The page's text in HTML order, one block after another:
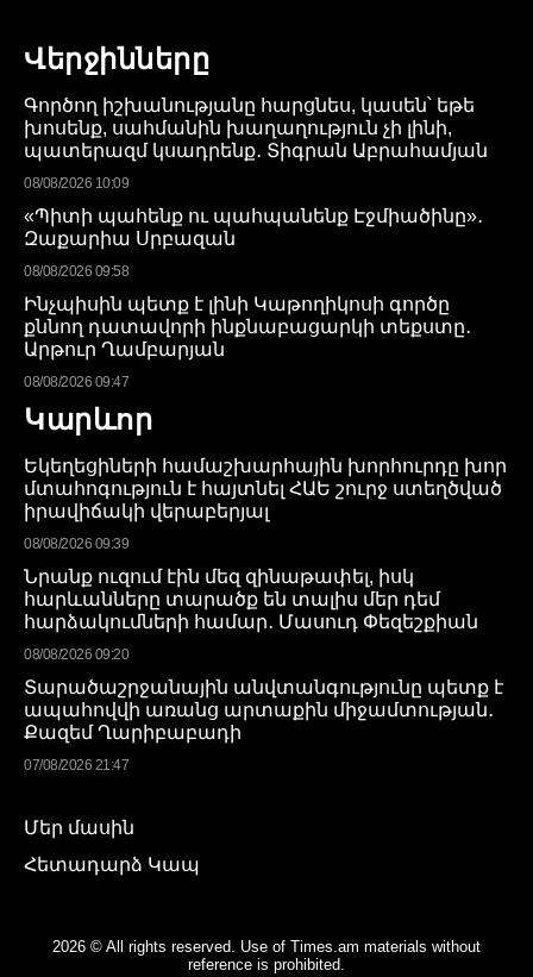
Վերջինները
Գործող իշխանությանը հարցնես, կասեն՝ եթե
խոսենք, սահմանին խաղաղություն չի լինի,
պատերազմ կսադրենք․ Տիգրան Աբրահամյան
08/08/2026 10:09
«Պիտի պահենք ու պահպանենք Էջմիածինը»․
Զաքարիա Սրբազան
08/08/2026 09:58
Ինչպիսին պետք է լինի Կաթողիկոսի գործը
քննող դատավորի ինքնաբացարկի տեքստը․
Արթուր Ղամբարյան
08/08/2026 09:47
Կարևոր
Եկեղեցիների համաշխարհային խորհուրդը խոր
մտահոգություն է հայտնել ՀԱԵ շուրջ ստեղծված
իրավիճակի վերաբերյալ
08/08/2026 09:39
Նրանք ուզում էին մեզ զինաթափել, իսկ
հարևանները տարածք են տալիս մեր դեմ
հարձակումների համար․ Մասուդ Փեզեշքիան
08/08/2026 09:20
Տարածաշրջանային անվտանգությունը պետք է
ապահովվի առանց արտաքին միջամտության․
Քազեմ Ղարիբաբադի
07/08/2026 21:47
Մեր մասին
Հետադարձ Կապ
2026 © All rights reserved. Use of Times.am materials without
reference is prohibited.